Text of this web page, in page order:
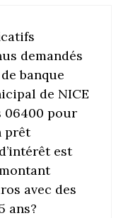
demandés
banque
de NICE
06400 pour
prêt
est
avec des
ans?